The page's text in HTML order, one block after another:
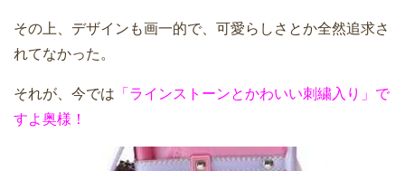
その上、デザインも画一的で、可愛らしさとか全然追求さ
れてなかった。
それが、今では 「ラインストーンとかわいい刺繍入り」で
すよ奥様！